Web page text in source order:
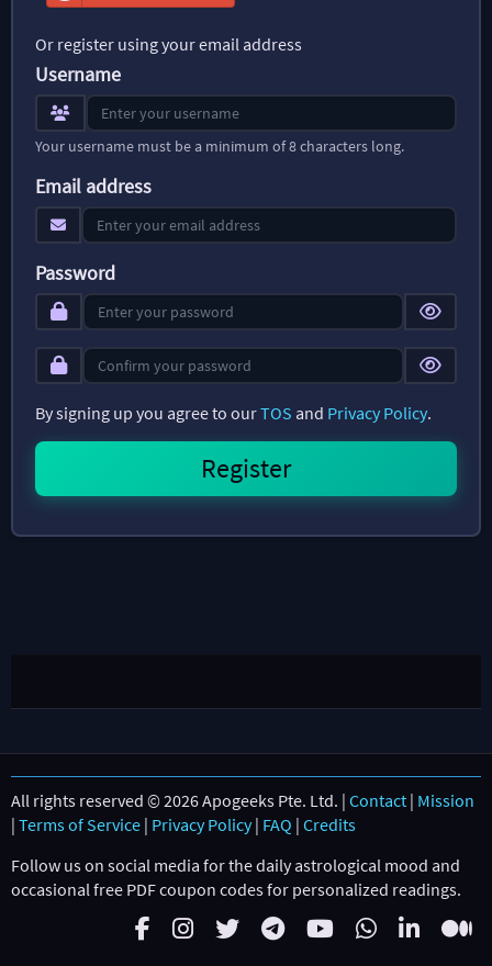
Or register using your email address
Username
Your username must be a minimum of 8 characters long.
Email address
Password
By signing up you agree to ourTOS and Privacy Policy.
All rights reserved © 2026 Apogeeks Pte. Ltd. | Contact | Mission
| Terms of Service | Privacy Policy| FAQ | Credits
Follow us on social media for the daily astrological mood and
occasional free PDF coupon codes for personalized readings.